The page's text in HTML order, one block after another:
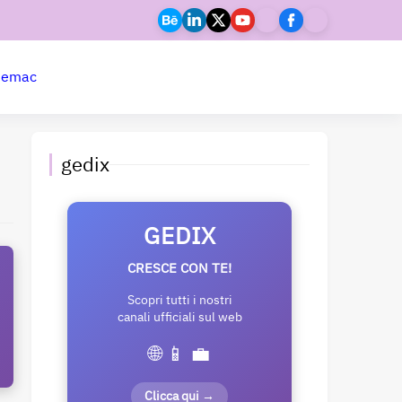
mac
gedix
GEDIX
CRESCE CON TE!
Scopri tutti i nostri
canali ufficiali sul web
🌐 📱 💼
Clicca qui →